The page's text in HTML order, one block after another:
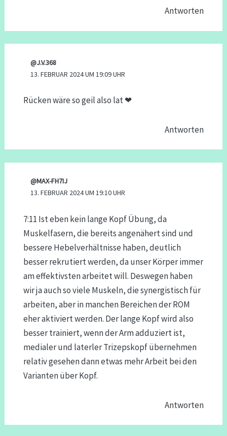
Antworten
@J.V.368
13. FEBRUAR 2024 UM 19:09 UHR
Rücken wäre so geil also lat ❤
Antworten
@MAX-FH7IJ
13. FEBRUAR 2024 UM 19:10 UHR
7:11 Ist eben kein lange Kopf Übung, da
Muskelfasern, die bereits angenähert sind und
bessere Hebelverhältnisse haben, deutlich
besser rekrutiert werden, da unser Körper immer
am effektivsten arbeitet will. Deswegen haben
wir ja auch so viele Muskeln, die synergistisch für
arbeiten, aber in manchen Bereichen der ROM
eher aktiviert werden. Der lange Kopf wird also
besser trainiert, wenn der Arm adduziert ist,
medialer und laterler Trizepskopf übernehmen
relativ gesehen dann etwas mehr Arbeit bei den
Varianten über Kopf.
Antworten